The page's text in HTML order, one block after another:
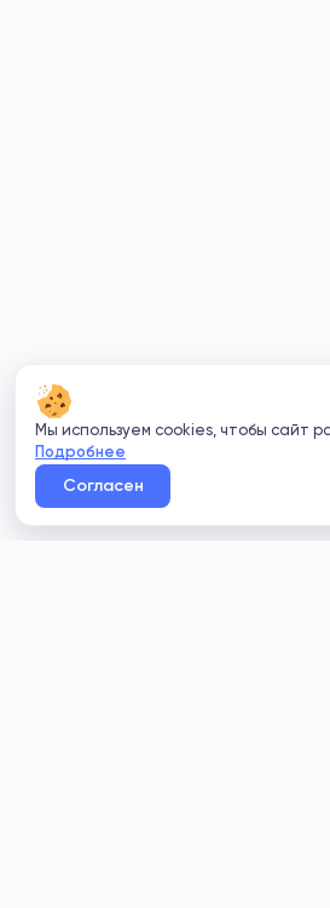
Мы используем cookies, чтобы сайт
Подробнее
Согласен